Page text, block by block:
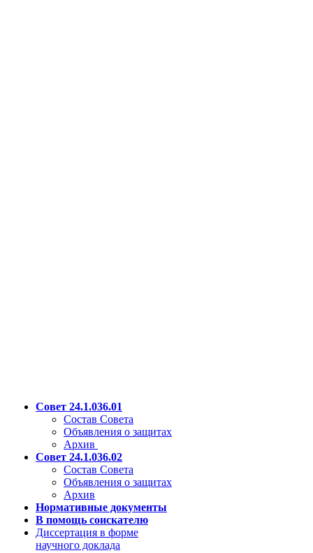
Совет 24.1.036.01
Состав Совета
Объявления о защитах
Архив
Совет 24.1.036.02
Состав Совета
Объявления о защитах
Архив
Нормативные документы
В помощь соискателю
Диссертация в форме
научного доклада